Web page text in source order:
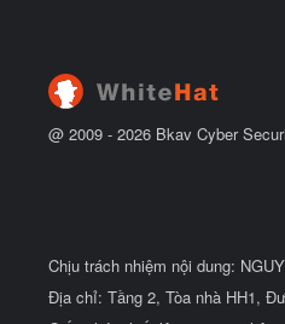
@ 2009 - 2026 Bkav Cyber
Chịu trách nhiệm nội dung:
Địa chỉ: Tầng 2, Tòa nhà HH1,